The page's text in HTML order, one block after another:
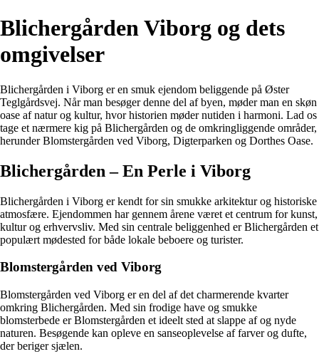
Blichergården Viborg og dets
omgivelser
Blichergården i Viborg er en smuk ejendom beliggende på Øster
Teglgårdsvej. Når man besøger denne del af byen, møder man en skøn
oase af natur og kultur, hvor historien møder nutiden i harmoni. Lad os
tage et nærmere kig på Blichergården og de omkringliggende områder,
herunder Blomstergården ved Viborg, Digterparken og Dorthes Oase.
Blichergården – En Perle i Viborg
Blichergården i Viborg er kendt for sin smukke arkitektur og historiske
atmosfære. Ejendommen har gennem årene været et centrum for kunst,
kultur og erhvervsliv. Med sin centrale beliggenhed er Blichergården et
populært mødested for både lokale beboere og turister.
Blomstergården ved Viborg
Blomstergården ved Viborg er en del af det charmerende kvarter
omkring Blichergården. Med sin frodige have og smukke
blomsterbede er Blomstergården et ideelt sted at slappe af og nyde
naturen. Besøgende kan opleve en sanseoplevelse af farver og dufte,
der beriger sjælen.